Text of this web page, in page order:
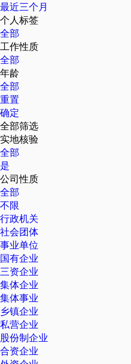
最近三个月
个人标签
全部
工作性质
全部
年龄
全部
重置
确定
全部筛选
实地核验
全部
是
公司性质
全部
不限
行政机关
社会团体
事业单位
国有企业
三资企业
集体企业
集体事业
乡镇企业
私营企业
股份制企业
合资企业